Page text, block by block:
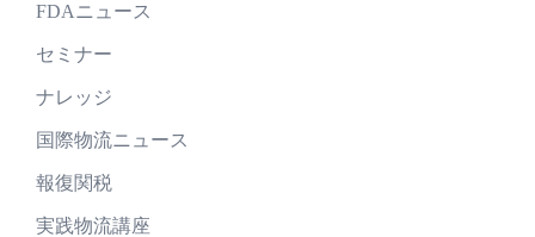
FDAニュース
セミナー
ナレッジ
国際物流ニュース
報復関税
実践物流講座